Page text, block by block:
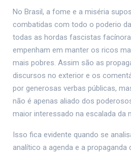
No Brasil, a fome e a miséria
combatidas com todo o poderio
todas as hordas fascistas
empenham em manter os ricos
mais pobres. Assim são as
discursos no exterior e os
por generosas verbas públicas,
não é apenas aliado dos
maior interessado na escalada da
Isso fica evidente quando se
analítico a agenda e a